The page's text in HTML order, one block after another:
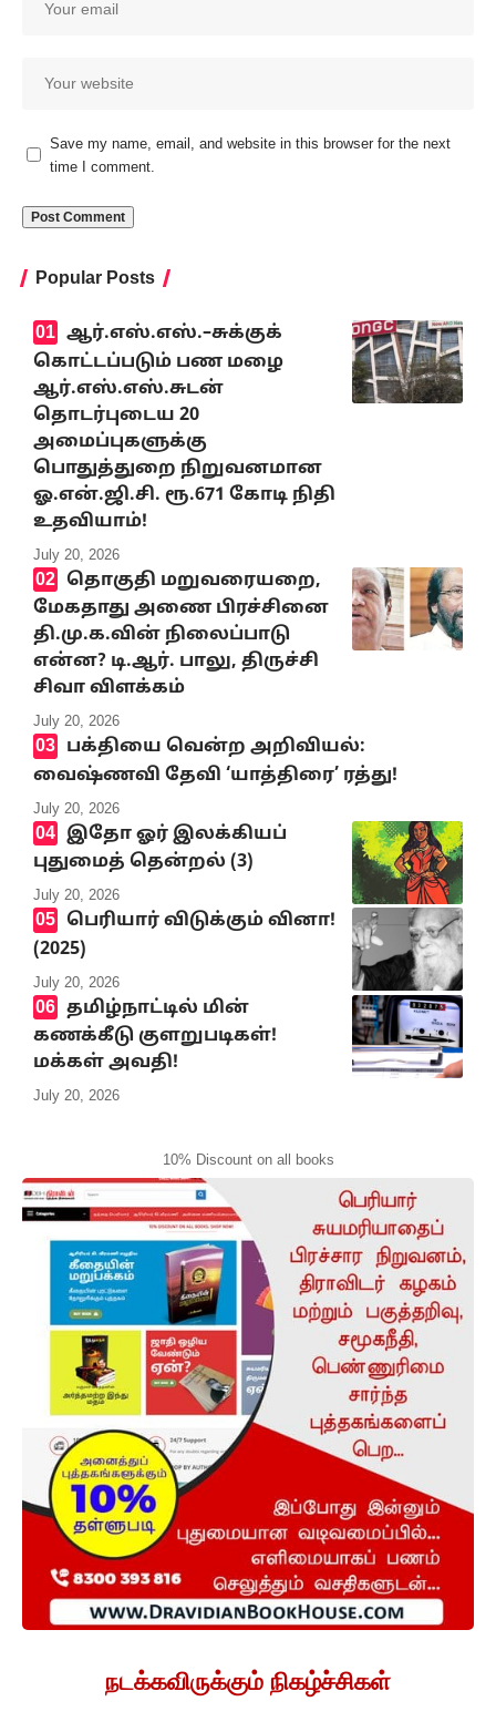
Save my name, email, and website in this browser for the next
time I comment.
Popular Posts
ஆர்.எஸ்.எஸ்.–சுக்குக்
கொட்டப்படும் பண மழை
ஆர்.எஸ்.எஸ்.சுடன்
தொடர்புடைய 20
அமைப்புகளுக்கு
பொதுத்துறை நிறுவனமான
ஓ.என்.ஜி.சி. ரூ.671 கோடி நிதி
உதவியாம்!
July 20, 2026
தொகுதி மறுவரையறை,
மேகதாது அணை பிரச்சினை
தி.மு.க.வின் நிலைப்பாடு
என்ன? டி.ஆர். பாலு, திருச்சி
சிவா விளக்கம்
July 20, 2026
பக்தியை வென்ற அறிவியல்:
வைஷ்ணவி தேவி ‘யாத்திரை’ ரத்து!
July 20, 2026
இதோ ஓர் இலக்கியப்
புதுமைத் தென்றல் (3)
July 20, 2026
பெரியார் விடுக்கும் வினா!
(2025)
July 20, 2026
தமிழ்நாட்டில் மின்
கணக்கீடு குளறுபடிகள்!
மக்கள் அவதி!
July 20, 2026
10% Discount on all books
நடக்கவிருக்கும் நிகழ்ச்சிகள்